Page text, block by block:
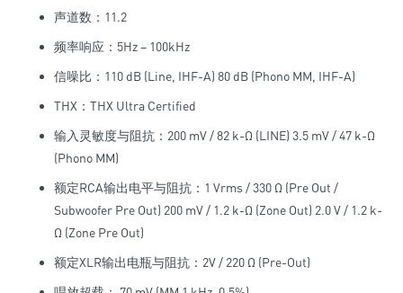
声道数：11.2
频率响应：5Hz – 100kHz
信噪比：110 dB (Line, IHF-A) 80 dB (Phono MM, IHF-A)
THX：THX Ultra Certified
输入灵敏度与阻抗：200 mV / 82 k-Ω (LINE) 3.5 mV / 47 k-Ω
(Phono MM)
额定RCA输出电平与阻抗：1 Vrms / 330 Ω (Pre Out /
Subwoofer Pre Out) 200 mV / 1.2 k-Ω (Zone Out) 2.0 V / 1.2 k-
Ω (Zone Pre Out)
额定XLR输出电瓶与阻抗：2V / 220 Ω (Pre-Out)